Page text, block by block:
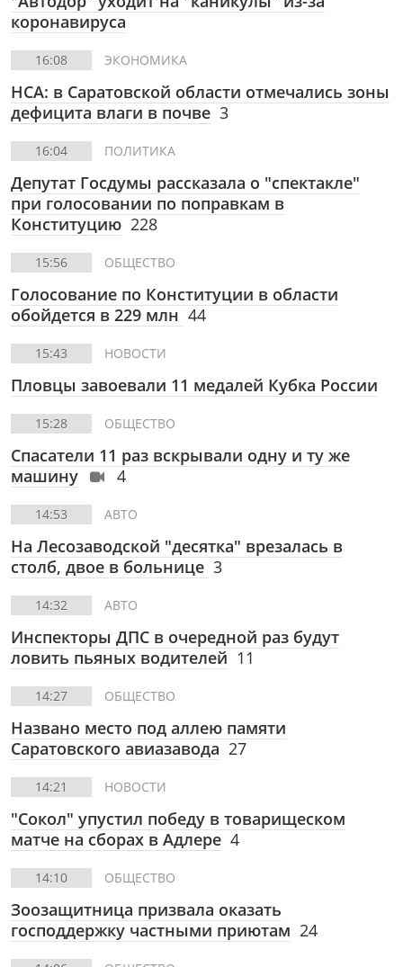
коронавируса
16:08 ЭКОНОМИКА
НСА: в Саратовской области отмечались зоны
дефицита влаги в почве 3
16:04 ПОЛИТИКА
Депутат Госдумы рассказала о "спектакле"
при голосовании по поправкам в
Конституцию 228
15:56 ОБЩЕСТВО
Голосование по Конституции в области
обойдется в 229 млн 44
15:43 НОВОСТИ
Пловцы завоевали 11 медалей Кубка России
15:28 ОБЩЕСТВО
Спасатели 11 раз вскрывали одну и ту же
машину
4
14:53 АВТО
На Лесозаводской "десятка" врезалась в
столб, двое в больнице 3
14:32 АВТО
Инспекторы ДПС в очередной раз будут
ловить пьяных водителей 11
14:27 ОБЩЕСТВО
Названо место под аллею памяти
Саратовского авиазавода 27
14:21 НОВОСТИ
"Сокол" упустил победу в товарищеском
матче на сборах в Адлере 4
14:10 ОБЩЕСТВО
Зоозащитница призвала оказать
господдержку частными приютам 24